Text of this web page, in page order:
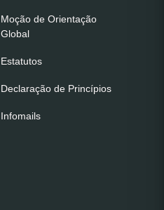
Moção de Orientação
Global
Estatutos
Declaração de Princípios
Infomails